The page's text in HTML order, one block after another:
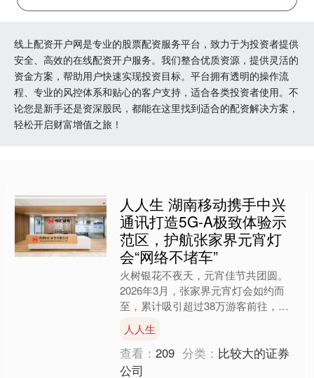
线上配资开户网是专业的股票配资服务平台，致力于为投资者提供
安全、高效的在线配资开户服务。我们整合优质资源，提供灵活的
资金方案，帮助用户快速实现投资目标。平台拥有透明的操作流
程、专业的风控体系和贴心的客户支持，适合各类投资者使用。不
论您是新手还是资深股民，都能在这里找到适合的配资解决方案，
轻松开启财富增值之旅！
人人生 湖南移动携手中兴
通讯打造5G-A极致体验示
范区，护航张家界元宵灯
会“网络不堵车”
火树银花不夜天，元宵佳节共团圆。
2026年3月，张家界元宵灯会如约而
至，累计吸引超过38万游客前往，高
峰时刻游客数超5万。在这场一年一度
的文旅盛宴中，湖南移动张....
人人生
查看：209 分类： 比较大的证券
公司